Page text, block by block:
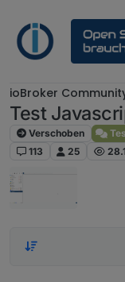
ioBroker
Test
Verschoben
113
25